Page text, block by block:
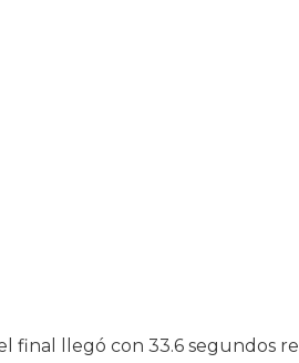
final llegó con 33.6 segundos